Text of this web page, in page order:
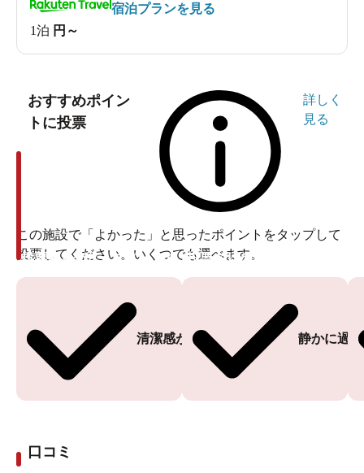
1泊 円～
宿泊プランを見る
おすすめポイン
トに投票
詳しく
見る
この施設で「よかった」と思ったポイントをタップして
投票してください。いくつでも選べます。
清潔感がある
投票ありがとうございます
静かに過
投票ありがとうございます
口コミ